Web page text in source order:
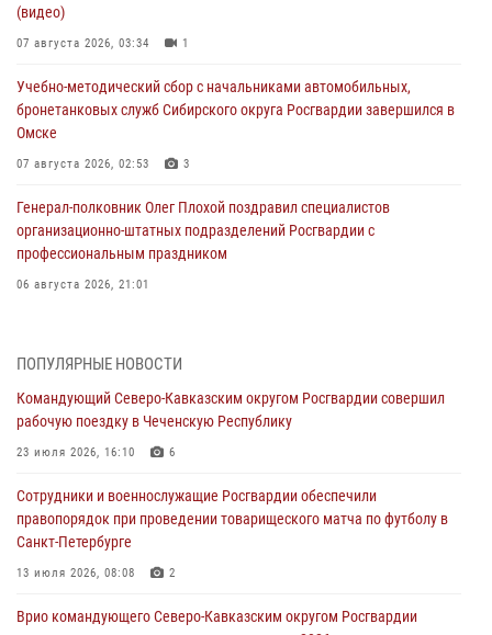
(видео)
07 августа 2026, 03:34 1
Учебно-методический сбор с начальниками автомобильных,
бронетанковых служб Сибирского округа Росгвардии завершился в
Омске
07 августа 2026, 02:53 3
Генерал-полковник Олег Плохой поздравил специалистов
организационно-штатных подразделений Росгвардии с
профессиональным праздником
06 августа 2026, 21:01
Росгвардии (видео)
06 августа 2026, 14:47 10 1
В Брянске сотрудники и военнослужащие Росгвардии почтили
06 августа 2026, 14:36 2
В кинологическом центре Уральского округа Росгвардии почтили
память товарищей, погибших при исполнении воинского долга
ПОПУЛЯРНЫЕ НОВОСТИ
Командующий Северо-Кавказским округом Росгвардии совершил
рабочую поездку в Чеченскую Республику
23 июля 2026, 16:10 6
Сотрудники и военнослужащие Росгвардии обеспечили
правопорядок при проведении товарищеского матча по футболу в
Санкт-Петербурге
13 июля 2026, 08:08 2
Врио командующего Северо-Кавказским округом Росгвардии